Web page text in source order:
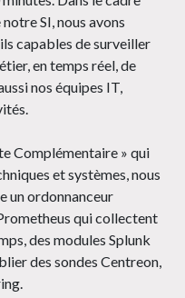
SI, nous avons
capables de surveiller
en temps réel, de
nos équipes IT,
Complémentaire » qui
et systèmes, nous
un ordonnanceur
qui collectent
des modules Splunk
des sondes Centreon,